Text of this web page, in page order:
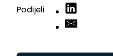
Podijeli